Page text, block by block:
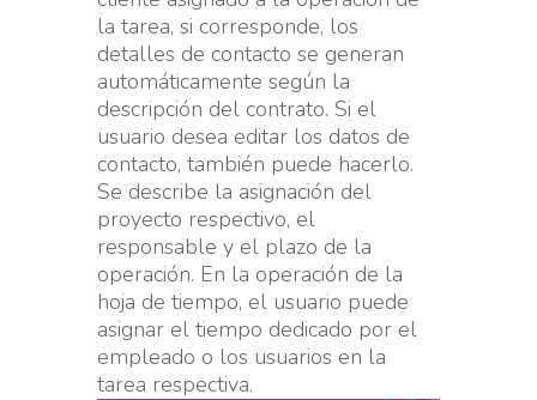
la tarea, si corresponde, los
detalles de contacto se generan
automáticamente según la
descripción del contrato. Si el
usuario desea editar los datos de
contacto, también puede hacerlo.
Se describe la asignación del
proyecto respectivo, el
responsable y el plazo de la
operación. En la operación de la
hoja de tiempo, el usuario puede
asignar el tiempo dedicado por el
empleado o los usuarios en la
tarea respectiva.